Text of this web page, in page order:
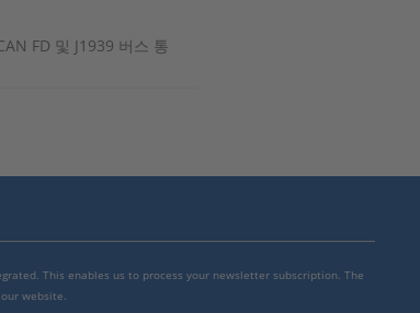
FD 및 J1939 버스 통
This enables us to process your newsletter subscription. The
website.